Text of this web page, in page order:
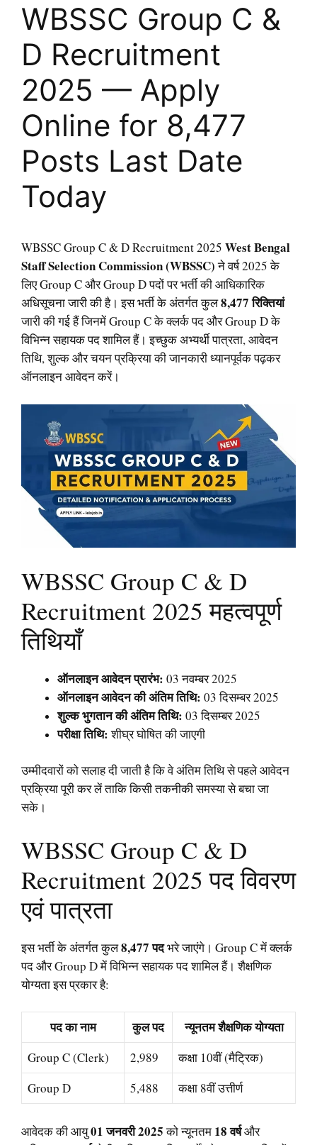
WBSSC Group C &
D Recruitment
2025 — Apply
Online for 8,477
Posts Last Date
Today
WBSSC Group C & D Recruitment 2025 West Bengal
Staff Selection Commission (WBSSC)ने वर्ष 2025 के
लिए Group C और Group D पदों पर भर्ती की आधिकारिक
अधिसूचना जारी की है। इस भर्ती के अंतर्गत कुल8,477 रिक्तियां
जारी की गई हैं जिनमें Group C के क्लर्क पद और Group D के
विभिन्न सहायक पद शामिल हैं। इच्छुक अभ्यर्थी पात्रता, आवेदन
तिथि, शुल्क और चयन प्रक्रिया की जानकारी ध्यानपूर्वक पढ़कर
ऑनलाइन आवेदन करें।
WBSSC Group C & D
Recruitment 2025 महत्वपूर्ण
तिथियाँ
ऑनलाइन आवेदन प्रारंभ: 03 नवम्बर 2025
ऑनलाइन आवेदन की अंतिम तिथि: 03 दिसम्बर 2025
शुल्क भुगतान की अंतिम तिथि: 03 दिसम्बर 2025
परीक्षा तिथि:शीघ्र घोषित की जाएगी
उम्मीदवारों को सलाह दी जाती है कि वे अंतिम तिथि से पहले आवेदन
प्रक्रिया पूरी कर लें ताकि किसी तकनीकी समस्या से बचा जा
सके।
WBSSC Group C & D
Recruitment 2025 पद विवरण
एवं पात्रता
इस भर्ती के अंतर्गत कुल8,477 पदभरे जाएंगे। Group C में क्लर्क
पद और Group D में विभिन्न सहायक पद शामिल हैं। शैक्षणिक
योग्यता इस प्रकार है:
पद का नाम कुल पद न्यूनतम शैक्षणिक योग्यता
Group C (Clerk) 2,989
कक्षा 10वीं (मैट्रिक)
Group D
5,488 कक्षा 8वीं उत्तीर्ण
आवेदक की आयु01 जनवरी 2025को न्यूनतम 18 वर्षऔर